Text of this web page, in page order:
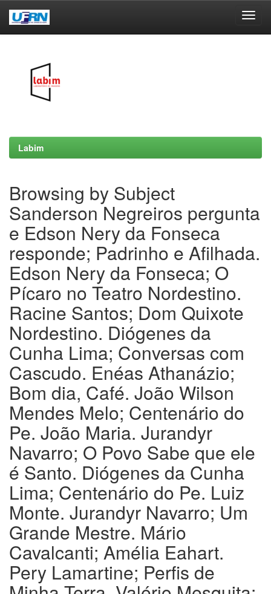
Labim
Browsing by Subject
Sanderson Negreiros pergunta
e Edson Nery da Fonseca
responde; Padrinho e Afilhada.
Edson Nery da Fonseca; O
Pícaro no Teatro Nordestino.
Racine Santos; Dom Quixote
Nordestino. Diógenes da
Cunha Lima; Conversas com
Cascudo. Enéas Athanázio;
Bom dia, Café. João Wilson
Mendes Melo; Centenário do
Pe. João Maria. Jurandyr
Navarro; O Povo Sabe que ele
é Santo. Diógenes da Cunha
Lima; Centenário do Pe. Luiz
Monte. Jurandyr Navarro; Um
Grande Mestre. Mário
Cavalcanti; Amélia Eahart.
Pery Lamartine; Perfis de